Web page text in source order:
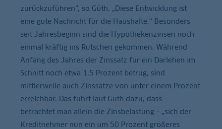
zurückzuführen“, so Güth. „Diese Entwicklung ist
eine gute Nachricht für die Haushalte.“ Besonders
seit Jahresbeginn sind die Hypothekenzinsen noch
einmal kräftig ins Rutschen gekommen. Während
Anfang des Jahres der Zinssatz für ein Darlehen im
Schnitt noch etwa 1,5 Prozent betrug, sind
mittlerweile auch Zinssätze von unter einem Prozent
erreichbar. Das führt laut Güth dazu, dass –
betrachtet man allein die Zinsbelastung – „sich der
Kreditnehmer nun ein um 50 Prozent größeres